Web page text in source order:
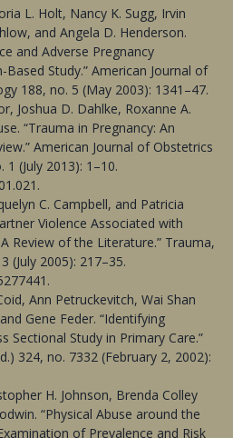
L. Holt, Nancy K. Sugg, Irvin
and Angela D. Henderson.
and Adverse Pregnancy
Study.” American Journal of
188, no. 5 (May 2003): 1341–47.
Joshua D. Dahlke, Roxanne A.
“Trauma in Pregnancy: An
American Journal of Obstetrics
(July 2013): 1–10.
C. Campbell, and Patricia
Violence Associated with
Review of the Literature.” Trauma,
(July 2005): 217–35.
Ann Petruckevitch, Wai Shan
Gene Feder. “Identifying
Sectional Study in Primary Care.”
324, no. 7332 (February 2, 2002):
H. Johnson, Brenda Colley
“Physical Abuse around the
of Prevalence and Risk